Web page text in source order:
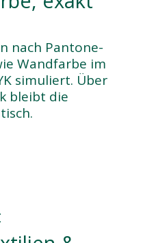
nach Pantone-
Wandfarbe im
simuliert. Über
bleibt die